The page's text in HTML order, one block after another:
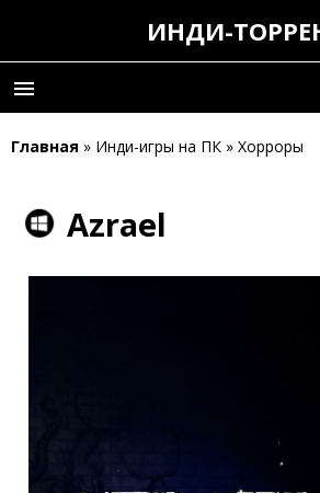
ИНДИ-
menu
Главная » Инди-игры на ПК » Хорроры
Azrael